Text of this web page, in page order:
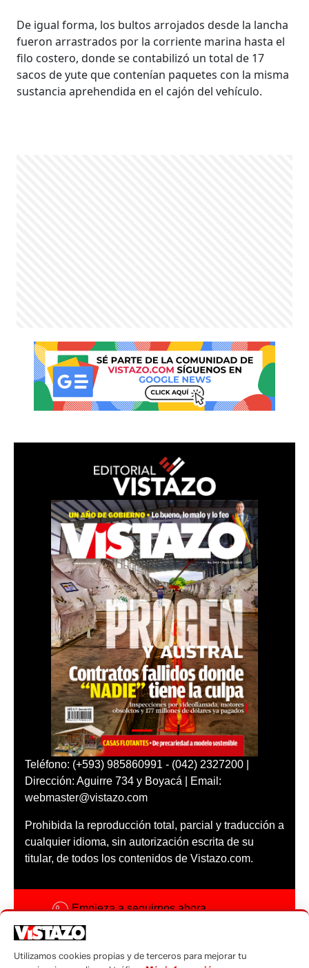
De igual forma, los bultos arrojados desde la lancha
fueron arrastrados por la corriente marina hasta el
filo costero, donde se contabilizó un total de 17
sacos de yute que contenían paquetes con la misma
sustancia aprehendida en el cajón del vehículo.
Teléfono: (+593) 985860991 - (042) 2327200 |
Dirección: Aguirre 734 y Boyacá | Email:
webmaster@vistazo.com
Prohibida la reproducción total, parcial y traducción a
cualquier idioma, sin autorización escrita de su
titular, de todos los contenidos de Vistazo.com.
Empieza a seguirnos ahora
Código ética
Utilizamos cookies propias y de terceros para mejorar tu